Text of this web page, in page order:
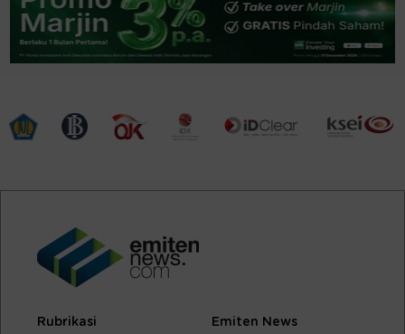
Rubrikasi Emiten News